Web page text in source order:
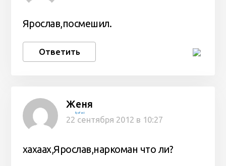
Ярослав,посмешил.
Ответить
Женя
IlyaFast
22 сентября 2012 в 10:27
хахаах,Ярослав,наркоман что ли?